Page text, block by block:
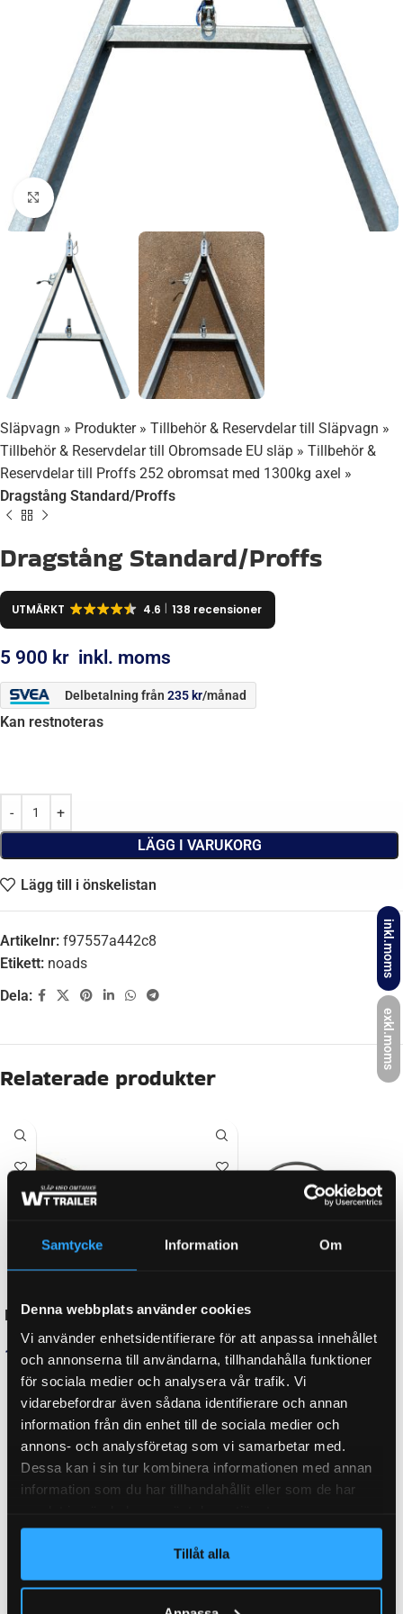
Samtycke Information Om
Denna webbplats använder cookies
Vi använder enhetsidentifierare för att anpassa innehållet
och annonserna till användarna, tillhandahålla funktioner
för sociala medier och analysera vår trafik. Vi
vidarebefordrar även sådana identifierare och annan
information från din enhet till de sociala medier och
annons- och analysföretag som vi samarbetar med.
Dessa kan i sin tur kombinera informationen med annan
information som du har tillhandahållit eller som de har
Tillåt alla
inkl.moms
exkl.moms
Klicka för att förstora
Släpvagn » Produkter» Tillbehör & Reservdelar till Släpvagn »
Tillbehör & Reservdelar till Obromsade EU släp » Tillbehör &
Reservdelar till Proffs 252 obromsat med 1300kg axel »
Dragstång Standard/Proffs
Dragstång Standard/Proffs
UTMÄRKT 4.6 138 recensioner
5 900 kr inkl. moms
Delbetalning från 235 kr/månad
Kan restnoteras
LÄGG I VARUKORG
Lägg till i önskelistan
Artikelnr: f97557a442c8
Etikett: noads
Dela:
Beskrivning
Säljes ren från kulhanske,tipplås och stödhjulsfäste.
Ytterligare information
Relaterade produkter
Lämlås ( bred )
129 inkl. moms
Sprint till fällbar läm
11mm
LÄGG I VARUKORG